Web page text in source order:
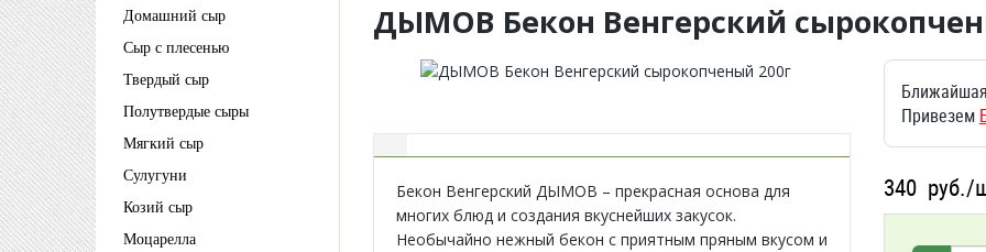
Домашний сыр
Сыр с плесенью
Твердый сыр
Полутвердые сыры
Мягкий сыр
Сулугуни
Козий сыр
Моцарелла
ДЫМОВ Бекон Венгерский
Бекон Венгерский ДЫМОВ – прекрасная основа для
многих блюд и создания вкуснейших закусок.
Необычайно нежный бекон с приятным пряным вкусом и
Привезем
340 руб./